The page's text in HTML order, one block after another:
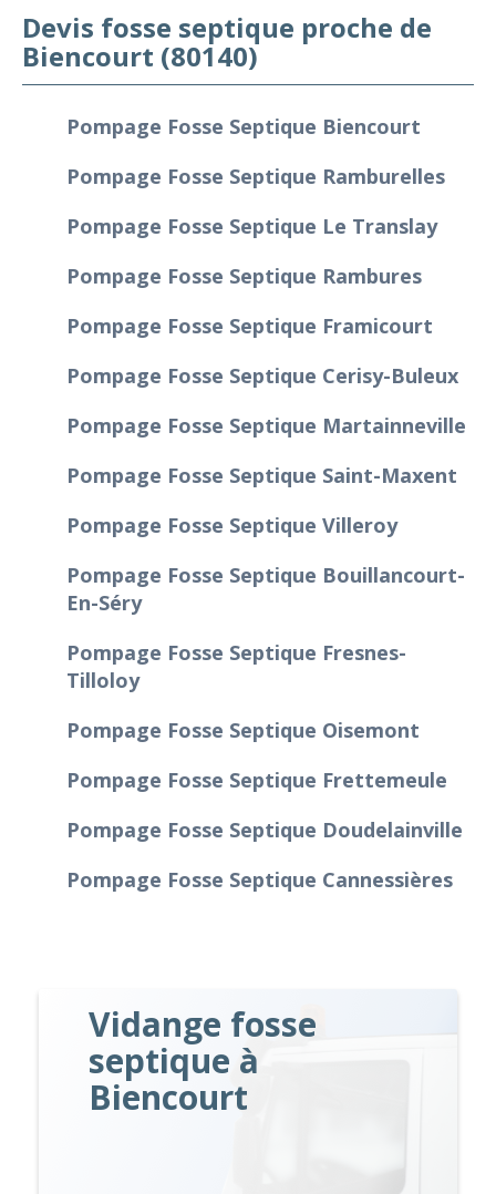
Devis fosse septique proche de
Biencourt (80140)
Pompage Fosse Septique Biencourt
Pompage Fosse Septique Ramburelles
Pompage Fosse Septique Le Translay
Pompage Fosse Septique Rambures
Pompage Fosse Septique Framicourt
Pompage Fosse Septique Cerisy-Buleux
Pompage Fosse Septique Martainneville
Pompage Fosse Septique Saint-Maxent
Pompage Fosse Septique Villeroy
Pompage Fosse Septique Bouillancourt-
En-Séry
Pompage Fosse Septique Fresnes-
Tilloloy
Pompage Fosse Septique Oisemont
Pompage Fosse Septique Frettemeule
Pompage Fosse Septique Doudelainville
Pompage Fosse Septique Cannessières
Vidange fosse
septique à
Biencourt